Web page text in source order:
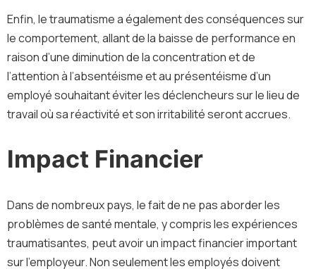
Enfin, le traumatisme a également des conséquences sur
le comportement, allant de la baisse de performance en
raison d’une diminution de la concentration et de
l’attention à l’absentéisme et au présentéisme d’un
employé souhaitant éviter les déclencheurs sur le lieu de
travail où sa réactivité et son irritabilité seront accrues.
Impact Financier
Dans de nombreux pays, le fait de ne pas aborder les
problèmes de santé mentale, y compris les expériences
traumatisantes, peut avoir un impact financier important
sur l’employeur. Non seulement les employés doivent